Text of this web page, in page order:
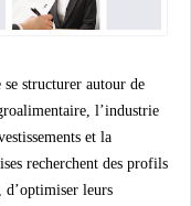
structurer autour de
l’industrie
et la
recherchent des profils
d’optimiser leurs